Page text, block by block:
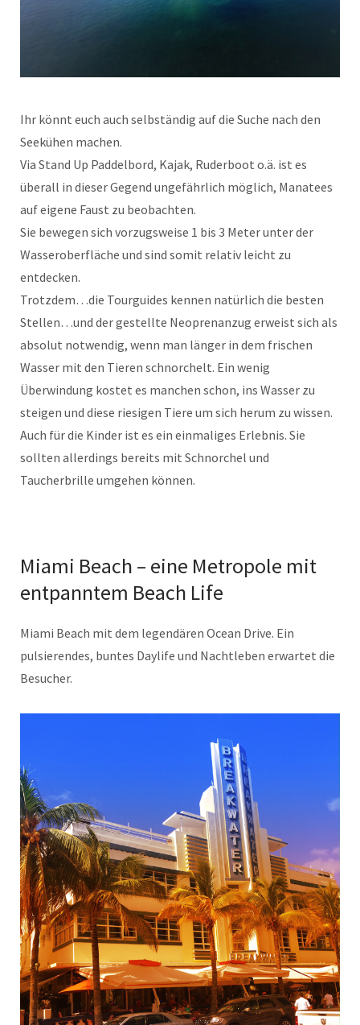
Ihr könnt euch auch selbständig auf die Suche nach den
Seekühen machen.
Via Stand Up Paddelbord, Kajak, Ruderboot o.ä. ist es
überall in dieser Gegend ungefährlich möglich, Manatees
auf eigene Faust zu beobachten.
Sie bewegen sich vorzugsweise 1 bis 3 Meter unter der
Wasseroberfläche und sind somit relativ leicht zu
entdecken.
Trotzdem…die Tourguides kennen natürlich die besten
Stellen…und der gestellte Neoprenanzug erweist sich als
absolut notwendig, wenn man länger in dem frischen
Wasser mit den Tieren schnorchelt. Ein wenig
Überwindung kostet es manchen schon, ins Wasser zu
steigen und diese riesigen Tiere um sich herum zu wissen.
Auch für die Kinder ist es ein einmaliges Erlebnis. Sie
sollten allerdings bereits mit Schnorchel und
Taucherbrille umgehen können.
Miami Beach – eine Metropole mit
entpanntem Beach Life
Miami Beach mit dem legendären Ocean Drive. Ein
pulsierendes, buntes Daylife und Nachtleben erwartet die
Besucher.